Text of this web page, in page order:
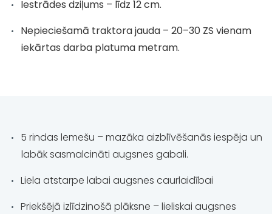
Iestrādes dziļums – līdz 12 cm.
Nepieciešamā traktora jauda – 20–30 ZS vienam
iekārtas darba platuma metram.
5 rindas lemešu – mazāka aizblīvēšanās iespēja un
labāk sasmalcināti augsnes gabali.
Liela atstarpe labai augsnes caurlaidībai
Priekšējā izlīdzinošā plāksne – lieliskai augsnes